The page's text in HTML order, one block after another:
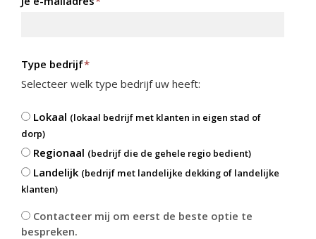
Type bedrijf*
Selecteer welk type bedrijf uw heeft:
Lokaal (lokaal bedrijf met klanten in eigen stad of
dorp)
Regionaal (bedrijf die de gehele regio bedient)
Landelijk (bedrijf met landelijke dekking of landelijke
klanten)
Contacteer mij om eerst de beste optie te
bespreken.